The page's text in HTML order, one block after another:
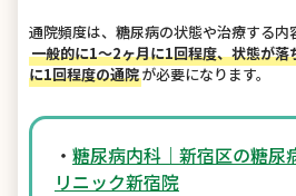
通院頻度は、糖尿病の状態や治療する内
一般的に1～2ヶ月に1回程度、状態が
に1回程度の通院が必要になります。
・ 糖尿病内科｜新宿区の糖尿
リニック新宿院